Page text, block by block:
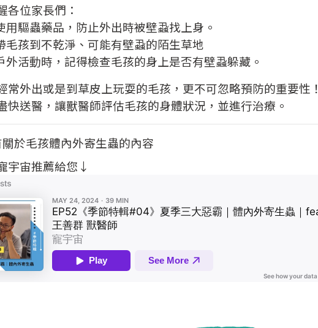
各位家長們：
用驅蟲藥品，防止外出時被壁蝨找上身。
毛孩到不乾淨、可能有壁蝨的陌生草地
外活動時，記得檢查毛孩的身上是否有壁蝨躲藏。
常外出或是到草皮上玩耍的毛孩，更不可忽略預防的重要性！
快送醫，讓獸醫師評估毛孩的身體狀況，並進行治療。
於毛孩體內外寄生蟲的內容
宇宙推薦給您↓